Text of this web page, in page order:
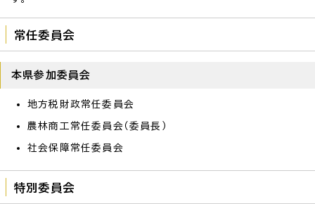
常任委員会
本県参加委員会
地方税財政常任委員会
農林商工常任委員会（委員長）
社会保障常任委員会
特別委員会